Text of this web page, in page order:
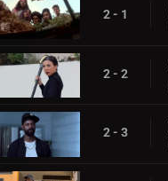
2 - 1
2 - 2
2 - 3